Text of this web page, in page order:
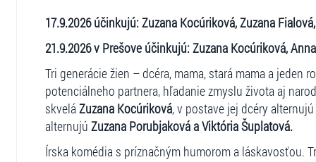
17.9.2026 účinkujú: Zuzana Kocúriková, Zuzana
21.9.2026 v Prešove účinkujú: Zuzana Kocúriková,
Tri generácie žien – dcéra, mama, stará mama a
potenciálneho partnera, hľadanie zmyslu života aj
skveláZuzana Kocúriková, v postave jej dcéry alternujú
alternujú Zuzana Porubjaková a Viktória Šuplatová.
Írska komédia s príznačným humorom a láskavosťou.